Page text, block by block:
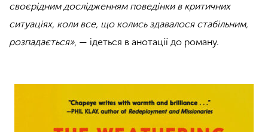
своєрідним дослідженням поведінки в критичних
ситуаціях, коли все, що колись здавалося стабільним,
розпадається», — ідеться в анотації до роману.